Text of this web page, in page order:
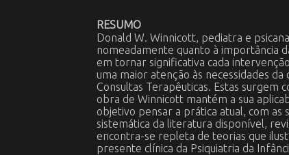
RESUMO
Donald W. Winnicott, pediatra e
nomeadamente quanto à importância
em tornar significativa cada
uma maior atenção às necessidades
Consultas Terapêuticas. Estas
obra de Winnicott mantém a sua
objetivo pensar a prática atual, com as
sistemática da literatura disponível,
encontra-se repleta de teorias que
presente clínica da Psiquiatria da